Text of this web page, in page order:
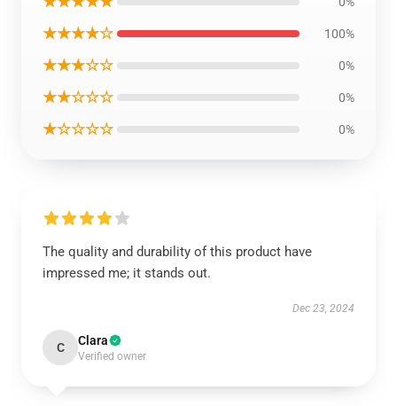
★★★★☆ 100%
★★★☆☆ 0%
★★☆☆☆ 0%
★☆☆☆☆ 0%
The quality and durability of this product have
impressed me; it stands out.
Dec 23, 2024
C Clara
Verified owner